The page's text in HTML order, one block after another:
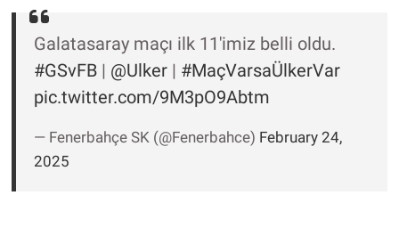
Galatasaray maçı ilk 11'imiz belli oldu.
#GSvFB| @Ulker| #MaçVarsaÜlkerVar
pic.twitter.com/9M3pO9Abtm
— Fenerbahçe SK (@Fenerbahce) February 24,
2025
Nedir
Popüler
Programlar
Sağlık